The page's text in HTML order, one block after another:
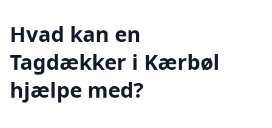
Hvad kan en
Tagdækker i Kærbøl
hjælpe med?